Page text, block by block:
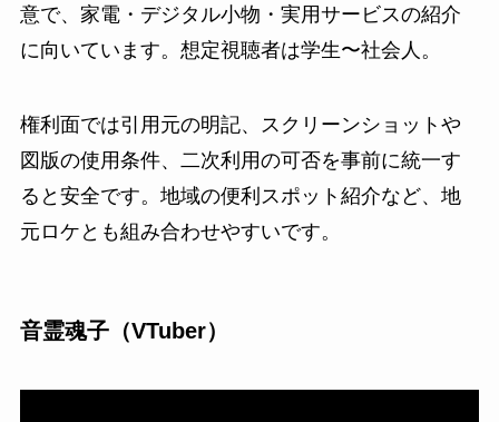
意で、家電・デジタル小物・実用サービスの紹介
に向いています。想定視聴者は学生〜社会人。
権利面では引用元の明記、スクリーンショットや
図版の使用条件、二次利用の可否を事前に統一す
ると安全です。地域の便利スポット紹介など、地
元ロケとも組み合わせやすいです。
音霊魂子（VTuber）